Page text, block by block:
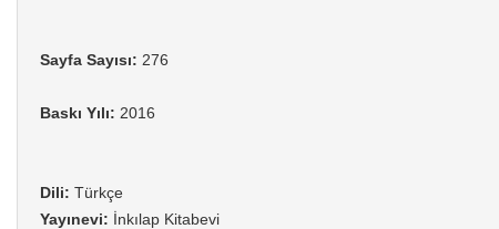
Sayfa Sayısı: 276
Baskı Yılı: 2016
Dili: Türkçe
Yayınevi: İnkılap Kitabevi